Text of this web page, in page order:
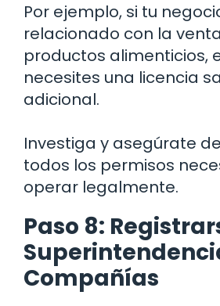
Por ejemplo, si tu
relacionado con la
productos alimenticios,
necesites una licencia
adicional.
Investiga y asegúrate
todos los permisos
operar legalmente.
Paso 8:
Compañías